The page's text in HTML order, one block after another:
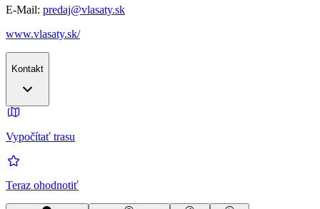
E-Mail: predaj@vlasaty.sk
www.vlasaty.sk/
Kontakt
Vypočítať trasu
Teraz ohodnotiť